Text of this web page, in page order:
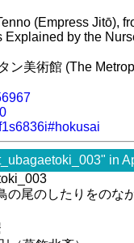
(Empress Jitō),
Explained by the
ン美術館 (The
in
の尾のしたりをのな